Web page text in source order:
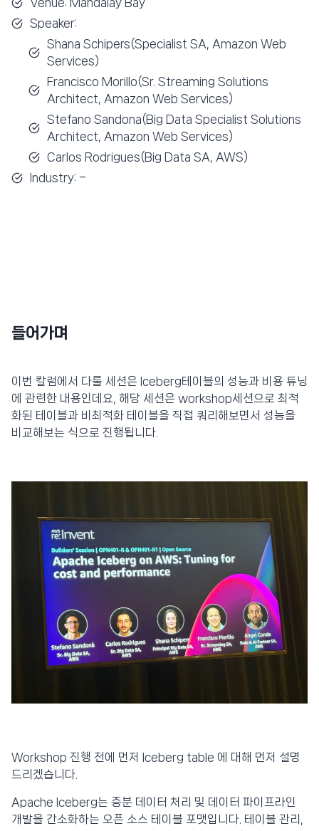
Venue: Mandalay Bay
Speaker:
Shana Schipers(Specialist SA, Amazon Web
Services)
Francisco Morillo(Sr. Streaming Solutions
Architect, Amazon Web Services)
Stefano Sandona(Big Data Specialist Solutions
Architect, Amazon Web Services)
Carlos Rodrigues(Big Data SA, AWS)
Industry: –
들어가며
이번 칼럼에서 다룰 세션은 Iceberg테이블의 성능과 비용 튜닝
에 관련한 내용인데요, 해당 세션은 workshop세션으로 최적
화된 테이블과 비최적화 테이블을 직접 쿼리해보면서 성능을
비교해보는 식으로 진행됩니다.
Workshop 진행 전에 먼저 Iceberg table 에 대해 먼저 설명
드리겠습니다.
Apache Iceberg는 증분 데이터 처리 및 데이터 파이프라인
개발을 간소화하는 오픈 소스 테이블 포맷입니다. 테이블 관리,